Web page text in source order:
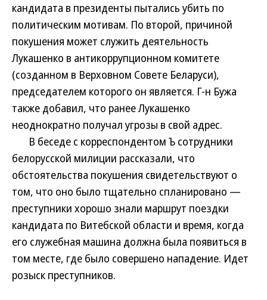
кандидата в президенты пытались убить по
политическим мотивам. По второй, причиной
покушения может служить деятельность
Лукашенко в антикоррупционном комитете
(созданном в Верховном Совете Беларуси),
председателем которого он является. Г-н Бужа
также добавил, что ранее Лукашенко
неоднократно получал угрозы в свой адрес.
В беседе с корреспондентом Ъ сотрудники
белорусской милиции рассказали, что
обстоятельства покушения свидетельствуют о
том, что оно было тщательно спланировано —
преступники хорошо знали маршрут поездки
кандидата по Витебской области и время, когда
его служебная машина должна была появиться в
том месте, где было совершено нападение. Идет
розыск преступников.